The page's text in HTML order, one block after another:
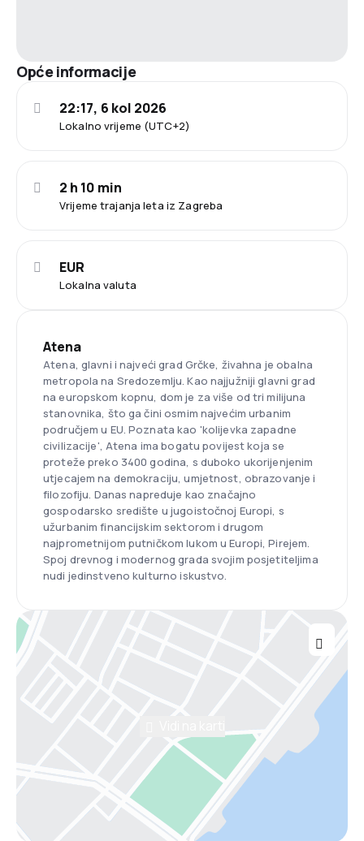
Opće informacije
Lokalno vrijeme (UTC+2)
22:17, 6 kol 2026
Vrijeme trajanja leta iz Zagreba
2 h 10 min
Lokalna valuta
EUR
Atena
Atena, glavni i najveći grad Grčke, živahna je obalna
metropola na Sredozemlju. Kao najjužniji glavni grad
na europskom kopnu, dom je za više od tri milijuna
stanovnika, što ga čini osmim najvećim urbanim
područjem u EU. Poznata kao 'kolijevka zapadne
civilizacije', Atena ima bogatu povijest koja se
proteže preko 3400 godina, s duboko ukorijenjenim
utjecajem na demokraciju, umjetnost, obrazovanje i
filozofiju. Danas napreduje kao značajno
gospodarsko središte u jugoistočnoj Europi, s
užurbanim financijskim sektorom i drugom
najprometnijom putničkom lukom u Europi, Pirejem.
Spoj drevnog i modernog grada svojim posjetiteljima
nudi jedinstveno kulturno iskustvo.